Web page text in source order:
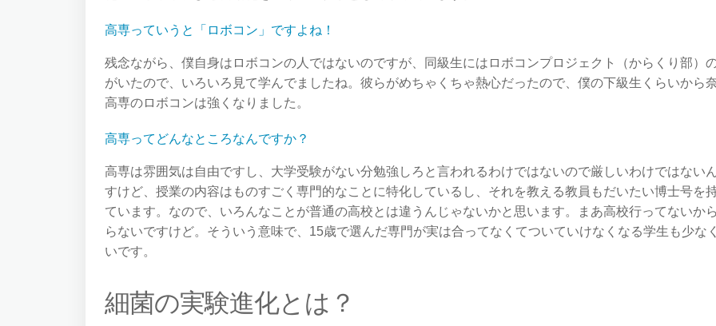
高専っていうと「ロボコン」ですよね！
残念ながら、僕自身はロボコンの人ではないのですが、同級生にはロボコンプロジェクト（からくり部）
がいたので、いろいろ見て学んでましたね。彼らがめちゃくちゃ熱心だったので、僕の下級生くらいから
高専のロボコンは強くなりました。
高専ってどんなところなんですか？
高専は雰囲気は自由ですし、大学受験がない分勉強しろと言われるわけではないので厳しいわけではない
すけど、授業の内容はものすごく専門的なことに特化しているし、それを教える教員もだいたい博士号を
ています。なので、いろんなことが普通の高校とは違うんじゃないかと思います。まあ高校行ってないか
らないですけど。そういう意味で、15歳で選んだ専門が実は合ってなくてついていけなくなる学生も少な
いです。
細菌の実験進化とは？